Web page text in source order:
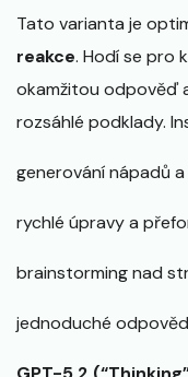
Tato varianta je
reakce. Hodí se pro
okamžitou odpověď
rozsáhlé podklady.
generování nápadů
rychlé úpravy a
brainstorming nad
jednoduché